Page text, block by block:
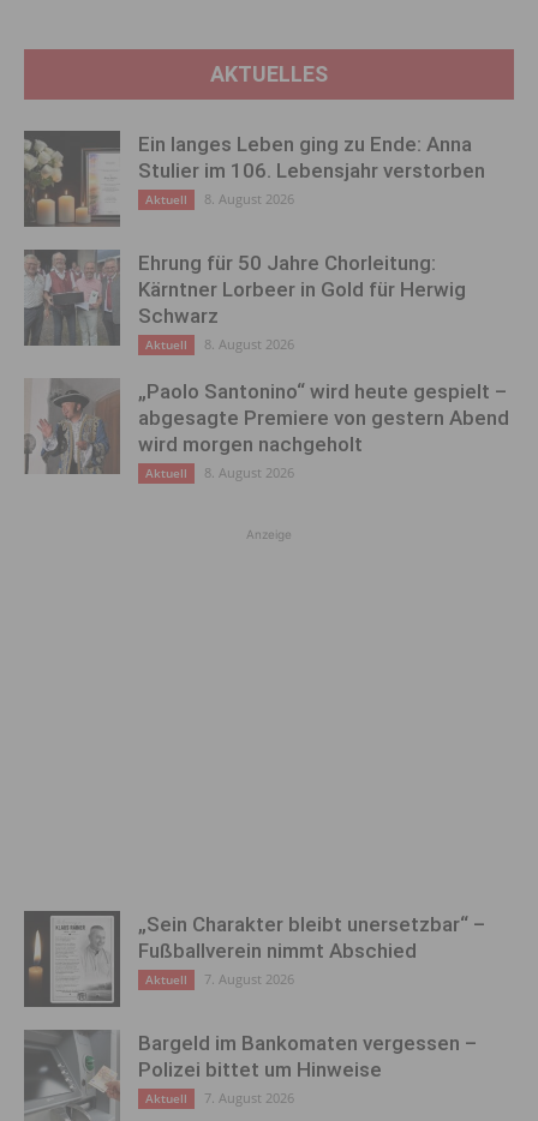
AKTUELLES
Ein langes Leben ging zu Ende: Anna
Stulier im 106. Lebensjahr verstorben
Aktuell 8. August 2026
Ehrung für 50 Jahre Chorleitung:
Kärntner Lorbeer in Gold für Herwig
Schwarz
Aktuell 8. August 2026
„Paolo Santonino“ wird heute gespielt –
abgesagte Premiere von gestern Abend
wird morgen nachgeholt
Aktuell 8. August 2026
Anzeige
„Sein Charakter bleibt unersetzbar“ –
Fußballverein nimmt Abschied
Aktuell 7. August 2026
Bargeld im Bankomaten vergessen –
Polizei bittet um Hinweise
Aktuell 7. August 2026